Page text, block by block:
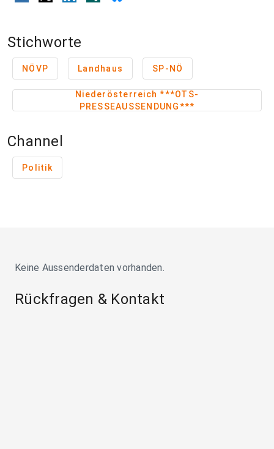
Stichworte
NÖVP Landhaus SP-NÖ
Niederösterreich ***OTS-
PRESSEAUSSENDUNG***
Channel
Politik
Keine Aussenderdaten vorhanden.
Rückfragen & Kontakt